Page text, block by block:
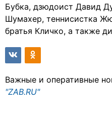
Бубка, дзюдоист Давид
Шумахер, теннисистка
братья Кличко, а также
Важные и оперативные
"ZAB.RU"